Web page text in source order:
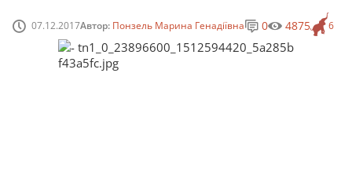
07.12.2017Автор: Понзель Марина Генадіївна 6
0 4875